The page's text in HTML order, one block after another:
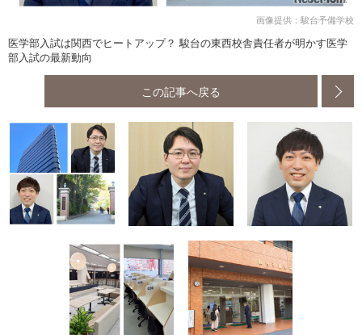
画像提供：駿台予備学校
医学部入試は関西でヒートアップ？ 駿台の東西校舎責任者が明かす医学
部入試の最新動向
この記事へ戻る